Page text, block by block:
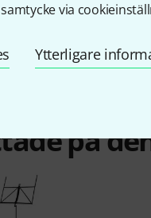
via
Ytterligare
på